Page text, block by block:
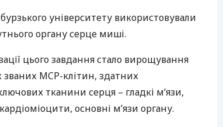
РЕЙТИНГ ДЕБЕТОВИХ
КЕШБЕКУ
ПУТІВНИКИ ПО
БАНКІВСЬКИХ КАРТКАХ
університету використовували
органу серце миші.
цього завдання стало вирощування
званих MCP-клітин, здатних
тканини серця – гладкі м’язи,
основні м’язи органу.